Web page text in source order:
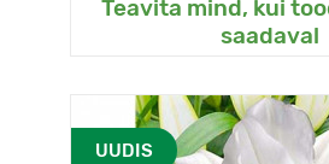
Teavita mind, kui
saadaval
UUDIS